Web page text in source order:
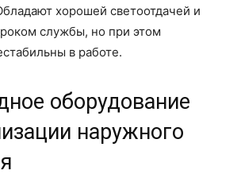
хорошей светоотдачей и
службы, но при этом
в работе.
оборудование
наружного